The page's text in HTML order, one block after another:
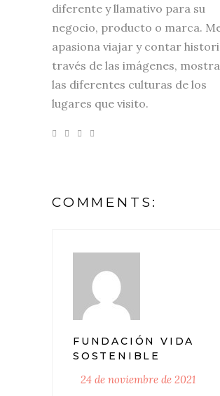
diferente y llamativo para su
negocio, producto o marca.
apasiona viajar y contar
través de las imágenes,
las diferentes culturas de los
lugares que visito.
COMMENTS:
FUNDACIÓN VIDA
SOSTENIBLE
24 de noviembre de 2021